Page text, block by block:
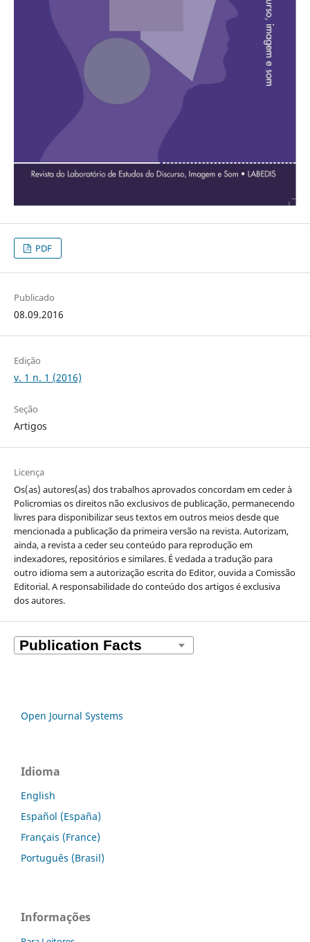
PDF
Publicado
08.09.2016
Edição
v. 1 n. 1 (2016)
Seção
Artigos
Licença
Os(as) autores(as) dos trabalhos aprovados concordam em ceder à
Policromias os direitos não exclusivos de publicação, permanecendo
livres para disponibilizar seus textos em outros meios desde que
mencionada a publicação da primeira versão na revista. Autorizam,
ainda, a revista a ceder seu conteúdo para reprodução em
indexadores, repositórios e similares. É vedada a tradução para
outro idioma sem a autorização escrita do Editor, ouvida a Comissão
Editorial. A responsabilidade do conteúdo dos artigos é exclusiva
dos autores.
Open Journal Systems
Idioma
English
Español (España)
Français (France)
Português (Brasil)
Informações